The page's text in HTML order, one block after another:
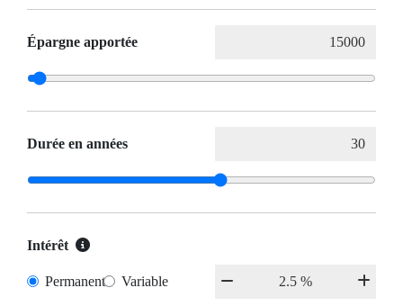
Épargne apportée
Durée en années
Intérêt
Permanent Variable